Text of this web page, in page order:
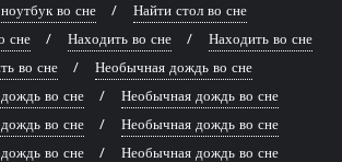
во сне
Найти стол во сне
сне
Находить во сне
Находить во сне
во сне
Необычная дождь во сне
во сне
Необычная дождь во сне
во сне
Необычная дождь во сне
во сне
Необычная дождь во сне